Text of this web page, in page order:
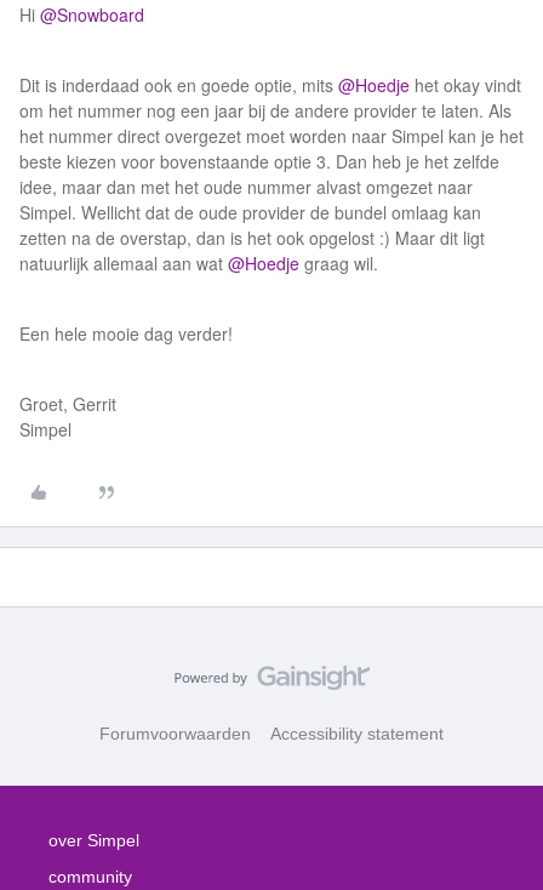
Hi @Snowboard
Dit is inderdaad ook en goede optie, mits @Hoedje het okay vindt
om het nummer nog een jaar bij de andere provider te laten. Als
het nummer direct overgezet moet worden naar Simpel kan je het
beste kiezen voor bovenstaande optie 3. Dan heb je het zelfde
idee, maar dan met het oude nummer alvast omgezet naar
Simpel. Wellicht dat de oude provider de bundel omlaag kan
zetten na de overstap, dan is het ook opgelost :) Maar dit ligt
natuurlijk allemaal aan wat @Hoedje graag wil.
Een hele mooie dag verder!
Groet, Gerrit
Simpel
Forumvoorwaarden Accessibility statement
over Simpel
community